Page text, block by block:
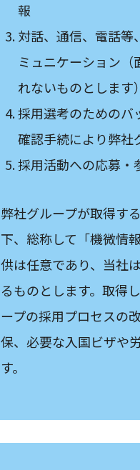
報
対話、通信、電話等
ミュニケーション
れないものとします
採用選考のためのバ
確認手続により弊社
採用活動への応募・
弊社グループが取得す
下、総称して「機微情
供は任意であり、当社
るものとします。取得
ープの採用プロセスの
保、必要な入国ビザや
す。